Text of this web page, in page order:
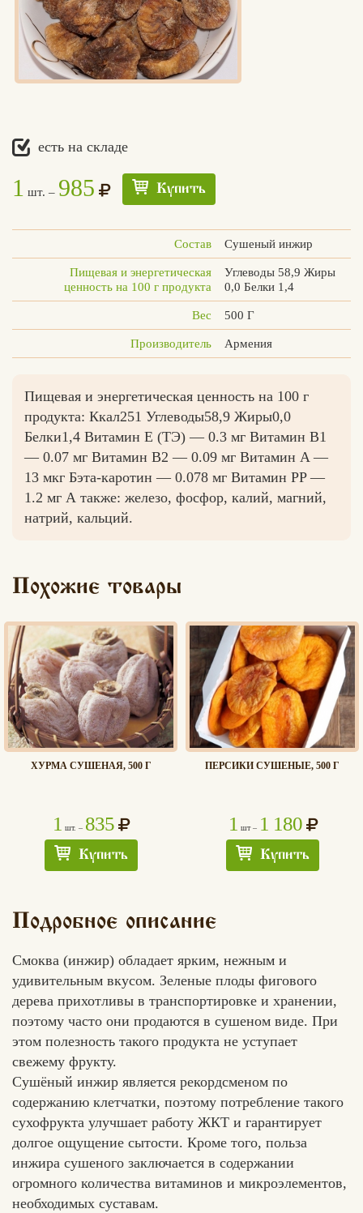
Едлин
Вконтакте
Max
есть на складе
1 шт. – 985 Купить
Состав Сушеный инжир
Пищевая и энергетическая
ценность на 100 г продукта
Углеводы 58,9 Жиры
0,0 Белки 1,4
Вес 500 Г
Производитель Армения
Пищевая и энергетическая ценность на 100 г
продукта: Ккал251 Углеводы58,9 Жиры0,0
Белки1,4 Витамин E (ТЭ) — 0.3 мг Витамин B1
— 0.07 мг Витамин B2 — 0.09 мг Витамин A —
13 мкг Бэта-каротин — 0.078 мг Витамин PP —
1.2 мг А также: железо, фосфор, калий, магний,
натрий, кальций.
Похожие товары
ХУРМА СУШЕНАЯ, 500 Г
1 шт. – 835
Купить
ПЕРСИКИ СУШЕНЫЕ, 500 Г
1 шт – 1 180
Купить
Подробное описание
Смоква (инжир) обладает ярким, нежным и
удивительным вкусом. Зеленые плоды фигового
дерева прихотливы в транспортировке и хранении,
поэтому часто они продаются в сушеном виде. При
этом полезность такого продукта не уступает
свежему фрукту.
Сушёный инжир является рекордсменом по
содержанию клетчатки, поэтому потребление такого
сухофрукта улучшает работу ЖКТ и гарантирует
долгое ощущение сытости. Кроме того, польза
инжира сушеного заключается в содержании
огромного количества витаминов и микроэлементов,
необходимых суставам.